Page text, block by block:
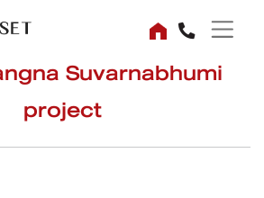
Suvarnabhumi
project